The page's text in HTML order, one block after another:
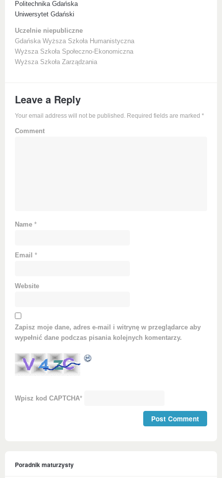
Politechnika Gdańska
Uniwersytet Gdański
Uczelnie niepubliczne
Gdańska Wyższa Szkoła Humanistyczna
Wyższa Szkoła Społeczno-Ekonomiczna
Wyższa Szkoła Zarządzania
Leave a Reply
Your email address will not be published. Required fields are marked *
Comment
Name *
Email *
Website
Zapisz moje dane, adres e-mail i witrynę w przeglądarce aby
wypełnić dane podczas pisania kolejnych komentarzy.
Wpisz kod CAPTCHA*
Poradnik maturzysty